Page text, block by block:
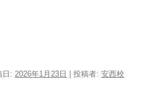
日: 2026年1月23日 投稿者: 安西校